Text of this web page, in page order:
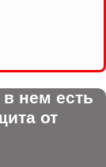
нем есть
от